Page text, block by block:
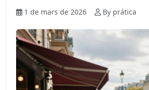
1 de mars de 2026 By prática